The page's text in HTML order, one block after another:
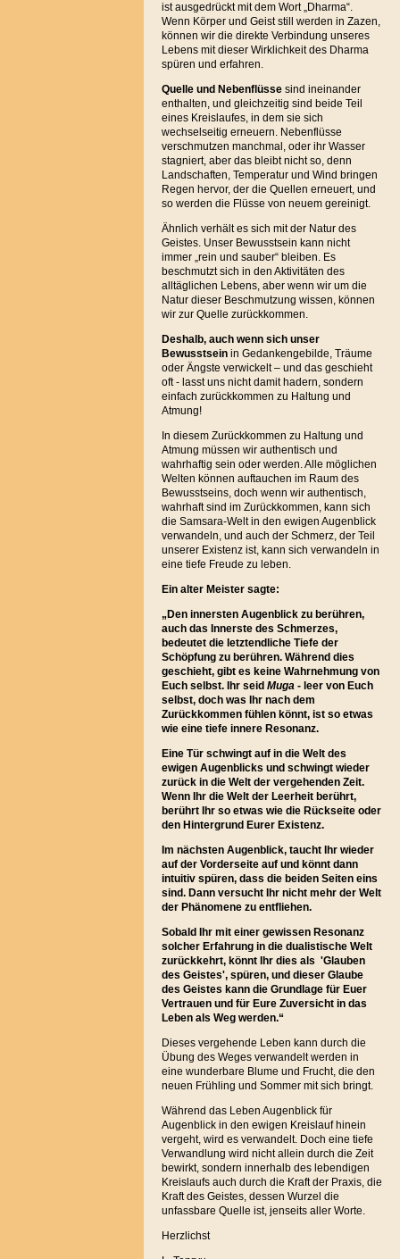
ist ausgedrückt mit dem Wort „Dharma“.
Wenn Körper und Geist still werden in Zazen,
können wir die direkte Verbindung unseres
Lebens mit dieser Wirklichkeit des Dharma
spüren und erfahren.
Quelle und Nebenflüssesind ineinander
enthalten, und gleichzeitig sind beide Teil
eines Kreislaufes, in dem sie sich
wechselseitig erneuern. Nebenflüsse
verschmutzen manchmal, oder ihr Wasser
stagniert, aber das bleibt nicht so, denn
Landschaften, Temperatur und Wind bringen
Regen hervor, der die Quellen erneuert, und
so werden die Flüsse von neuem gereinigt.
Ähnlich verhält es sich mit der Natur des
Geistes. Unser Bewusstsein kann nicht
immer „rein und sauber“ bleiben. Es
beschmutzt sich in den Aktivitäten des
alltäglichen Lebens, aber wenn wir um die
Natur dieser Beschmutzung wissen, können
wir zur Quelle zurückkommen.
Deshalb, auch wenn sich unser
Bewusstseinin Gedankengebilde, Träume
oder Ängste verwickelt – und das geschieht
oft - lasst uns nicht damit hadern, sondern
einfach zurückkommen zu Haltung und
Atmung!
In diesem Zurückkommen zu Haltung und
Atmung müssen wir authentisch und
wahrhaftig sein oder werden. Alle möglichen
Welten können auftauchen im Raum des
Bewusstseins, doch wenn wir authentisch,
wahrhaft sind im Zurückkommen, kann sich
die Samsara-Welt in den ewigen Augenblick
verwandeln, und auch der Schmerz, der Teil
unserer Existenz ist, kann sich verwandeln in
eine tiefe Freude zu leben.
Ein alter Meister sagte:
„Den innersten Augenblick zu berühren,
auch das Innerste des Schmerzes,
bedeutet die letztendliche Tiefe der
Schöpfung zu berühren. Während dies
geschieht, gibt es keine Wahrnehmung von
Euch selbst. Ihr seid Muga- leer von Euch
selbst, doch was Ihr nach dem
Zurückkommen fühlen könnt, ist so etwas
wie eine tiefe innere Resonanz.
Eine Tür schwingt auf in die Welt des
ewigen Augenblicks und schwingt wieder
zurück in die Welt der vergehenden Zeit.
Wenn Ihr die Welt der Leerheit berührt,
berührt Ihr so etwas wie die Rückseite oder
den Hintergrund Eurer Existenz.
Im nächsten Augenblick, taucht Ihr wieder
auf der Vorderseite auf und könnt dann
intuitiv spüren, dass die beiden Seiten eins
sind. Dann versucht Ihr nicht mehr der Welt
der Phänomene zu entfliehen.
Sobald Ihr mit einer gewissen Resonanz
solcher Erfahrung in die dualistische Welt
zurückkehrt, könnt Ihr dies als 'Glauben
des Geistes', spüren, und dieser Glaube
des Geistes kann die Grundlage für Euer
Vertrauen und für Eure Zuversicht in das
Leben als Weg werden.“
Dieses vergehende Leben kann durch die
Übung des Weges verwandelt werden in
eine wunderbare Blume und Frucht, die den
neuen Frühling und Sommer mit sich bringt.
Während das Leben Augenblick für
Augenblick in den ewigen Kreislauf hinein
vergeht, wird es verwandelt. Doch eine tiefe
Verwandlung wird nicht allein durch die Zeit
bewirkt, sondern innerhalb des lebendigen
Kreislaufs auch durch die Kraft der Praxis, die
Kraft des Geistes, dessen Wurzel die
unfassbare Quelle ist, jenseits aller Worte.
Herzlichst